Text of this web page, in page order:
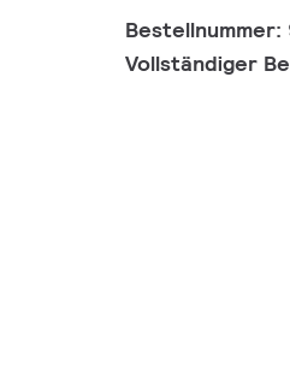
Bestellnummer:
Vollständiger